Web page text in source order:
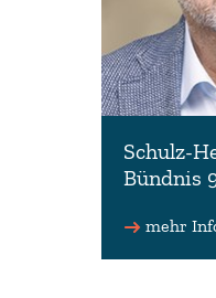
Schulz-
Bündnis
Bündnis
mehr